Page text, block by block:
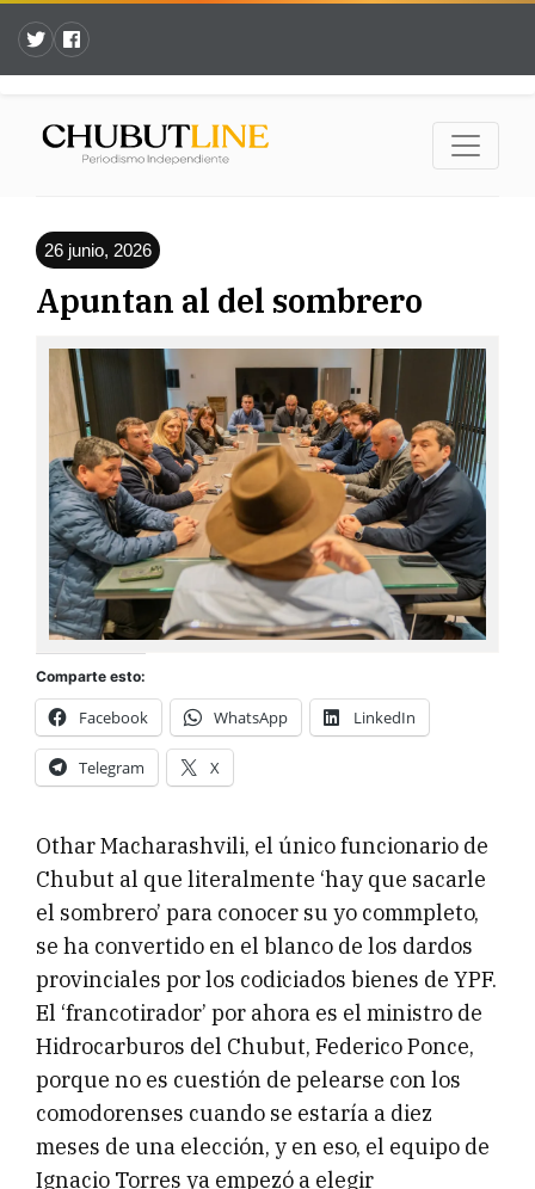
26 junio, 2026
Apuntan al del sombrero
Comparte esto:
Facebook WhatsApp LinkedIn
Telegram X
Othar Macharashvili, el único funcionario de
Chubut al que literalmente ‘hay que sacarle
el sombrero’ para conocer su yo commpleto,
se ha convertido en el blanco de los dardos
provinciales por los codiciados bienes de YPF.
El ‘francotirador’ por ahora es el ministro de
Hidrocarburos del Chubut, Federico Ponce,
porque no es cuestión de pelearse con los
comodorenses cuando se estaría a diez
meses de una elección, y en eso, el equipo de
Ignacio Torres ya empezó a elegir